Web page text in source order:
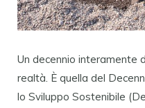
Un decennio interamente
realtà. È quella del
lo Sviluppo Sostenibile